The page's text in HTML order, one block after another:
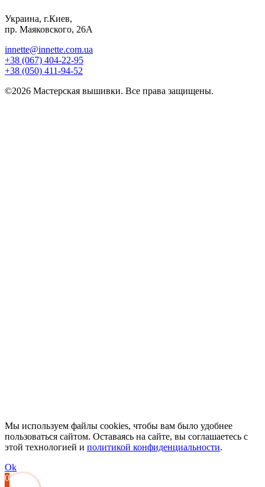
Украина, г.Киев,
пр. Маяковского, 26А
innette@innette.com.ua
+38 (067) 404-22-95
+38 (050) 411-94-52
©2026 Мастерская вышивки. Все права защищены.
Мы используем файлы cookies, чтобы вам было удобнее
пользоваться сайтом. Оставаясь на сайте, вы соглашаетесь с
этой технологией и политикой конфиденциальности.
Ok
0